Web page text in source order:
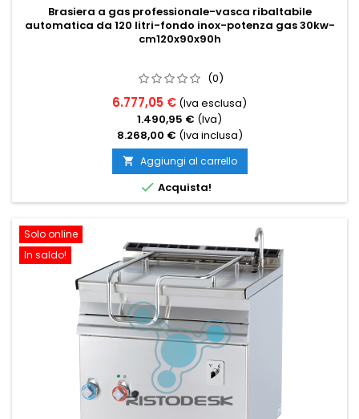
Brasiera a gas professionale-vasca ribaltabile
automatica da 120 litri-fondo inox-potenza gas 30kw-
cm120x90x90h
(0)
6.777,05 € (Iva esclusa)
1.490,95 € (Iva)
8.268,00 € (Iva inclusa)
 Aggiungi al carrello
 Acquista!
Solo online
In saldo!